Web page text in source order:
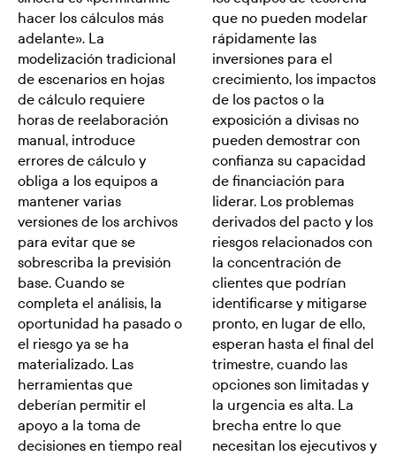
hacer los cálculos más
adelante». La
modelización tradicional
de escenarios en hojas
de cálculo requiere
horas de reelaboración
manual, introduce
errores de cálculo y
obliga a los equipos a
mantener varias
versiones de los archivos
para evitar que se
sobrescriba la previsión
base. Cuando se
completa el análisis, la
oportunidad ha pasado o
el riesgo ya se ha
materializado. Las
herramientas que
deberían permitir el
apoyo a la toma de
decisiones en tiempo real
que no pueden modelar
rápidamente las
inversiones para el
crecimiento, los impactos
de los pactos o la
exposición a divisas no
pueden demostrar con
confianza su capacidad
de financiación para
liderar. Los problemas
derivados del pacto y los
riesgos relacionados con
la concentración de
clientes que podrían
identificarse y mitigarse
pronto, en lugar de ello,
esperan hasta el final del
trimestre, cuando las
opciones son limitadas y
la urgencia es alta. La
brecha entre lo que
necesitan los ejecutivos y